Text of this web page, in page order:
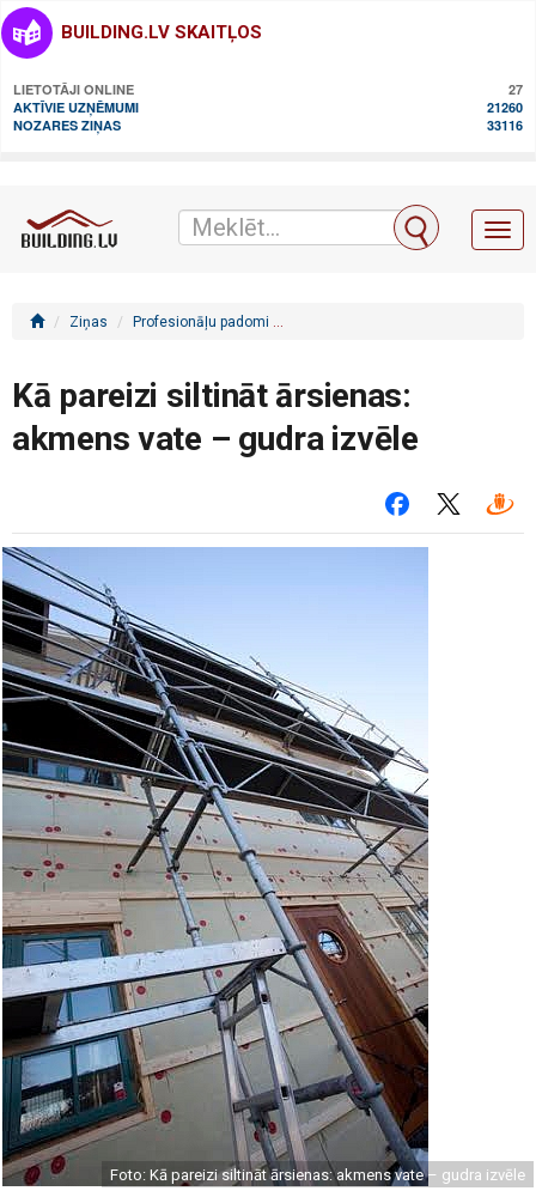
BUILDING.LV SKAITĻOS
LIETOTĀJI ONLINE
27
AKTĪVIE UZŅĒMUMI
21260
NOZARES ZIŅAS
33116
Ziņas Profesionāļu padomi
Kā pareizi siltināt ārsienas:
akmens vate – gudra izvēle
Foto: Kā pareizi siltināt ārsienas: akmens vate – gudra izvēle